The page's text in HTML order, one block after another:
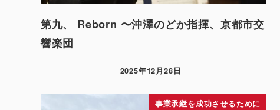
第九、 Reborn 〜沖澤のどか指揮、京都市交
響楽団
2025年12月28日
事業承継を成功させるために